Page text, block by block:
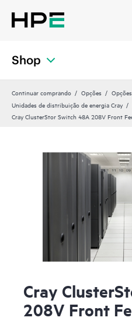
Shop
Continuar comprando Opções
Unidades de distribuição de energia Cray
Cray ClusterStor Switch 48A 208V Front
Cray
208V Front